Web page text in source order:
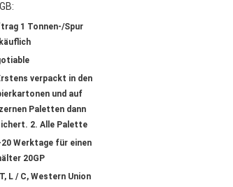
1 Tonnen-/Spur
verpackt in den
und auf
Paletten dann
2. Alle Palette
20 Werktage für einen
20GP
L / C, Western Union